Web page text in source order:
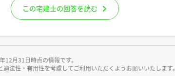
この宅建士の回答を読む
12月31日時点の情報です。
適法性・有用性を考慮してご利用いただくようお願いいたします。